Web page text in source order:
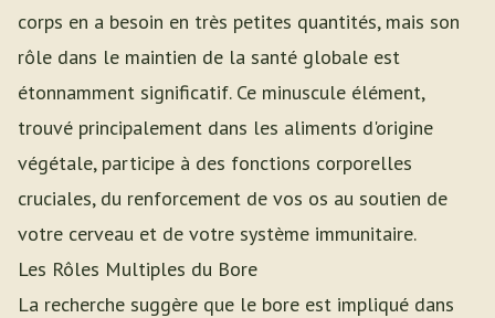
corps en a besoin en très petites quantités, mais son
rôle dans le maintien de la santé globale est
étonnamment significatif. Ce minuscule élément,
trouvé principalement dans les aliments d'origine
végétale, participe à des fonctions corporelles
cruciales, du renforcement de vos os au soutien de
votre cerveau et de votre système immunitaire.
Les Rôles Multiples du Bore
La recherche suggère que le bore est impliqué dans